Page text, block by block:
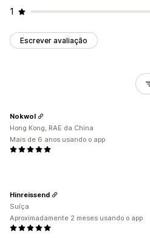
1
Escrever avaliação
Nokwol
Hong Kong, RAE da China
Mais de 6 anos usando o app
Hinreissend
Suíça
Aproximadamente 2 meses usando o app